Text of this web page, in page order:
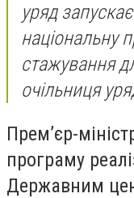
уряд
національну
стажування
очільниця
Прем’єр-
програму
Державним